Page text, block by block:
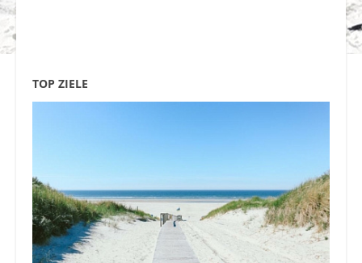
TOP ZIELE